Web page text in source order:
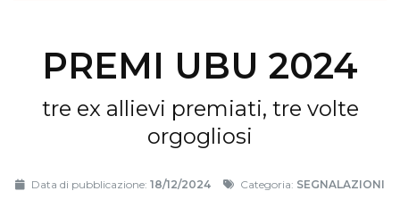
PREMI UBU 2024
tre ex allievi premiati, tre volte
orgogliosi
Data di pubblicazione:18/12/2024 Categoria: SEGNALAZIONI